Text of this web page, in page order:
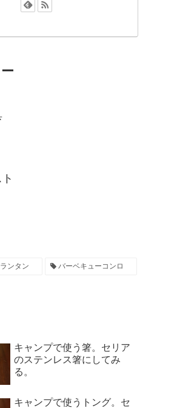
ランタン バーベキューコンロ
キャンプで使う箸。セリア
のステンレス箸にしてみ
る。
キャンプで使うトング。セ